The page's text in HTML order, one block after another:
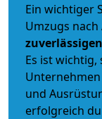
Ein wichtiger
Umzugs nach
zuverlässigen
Es ist wichtig,
und
erfolgreich